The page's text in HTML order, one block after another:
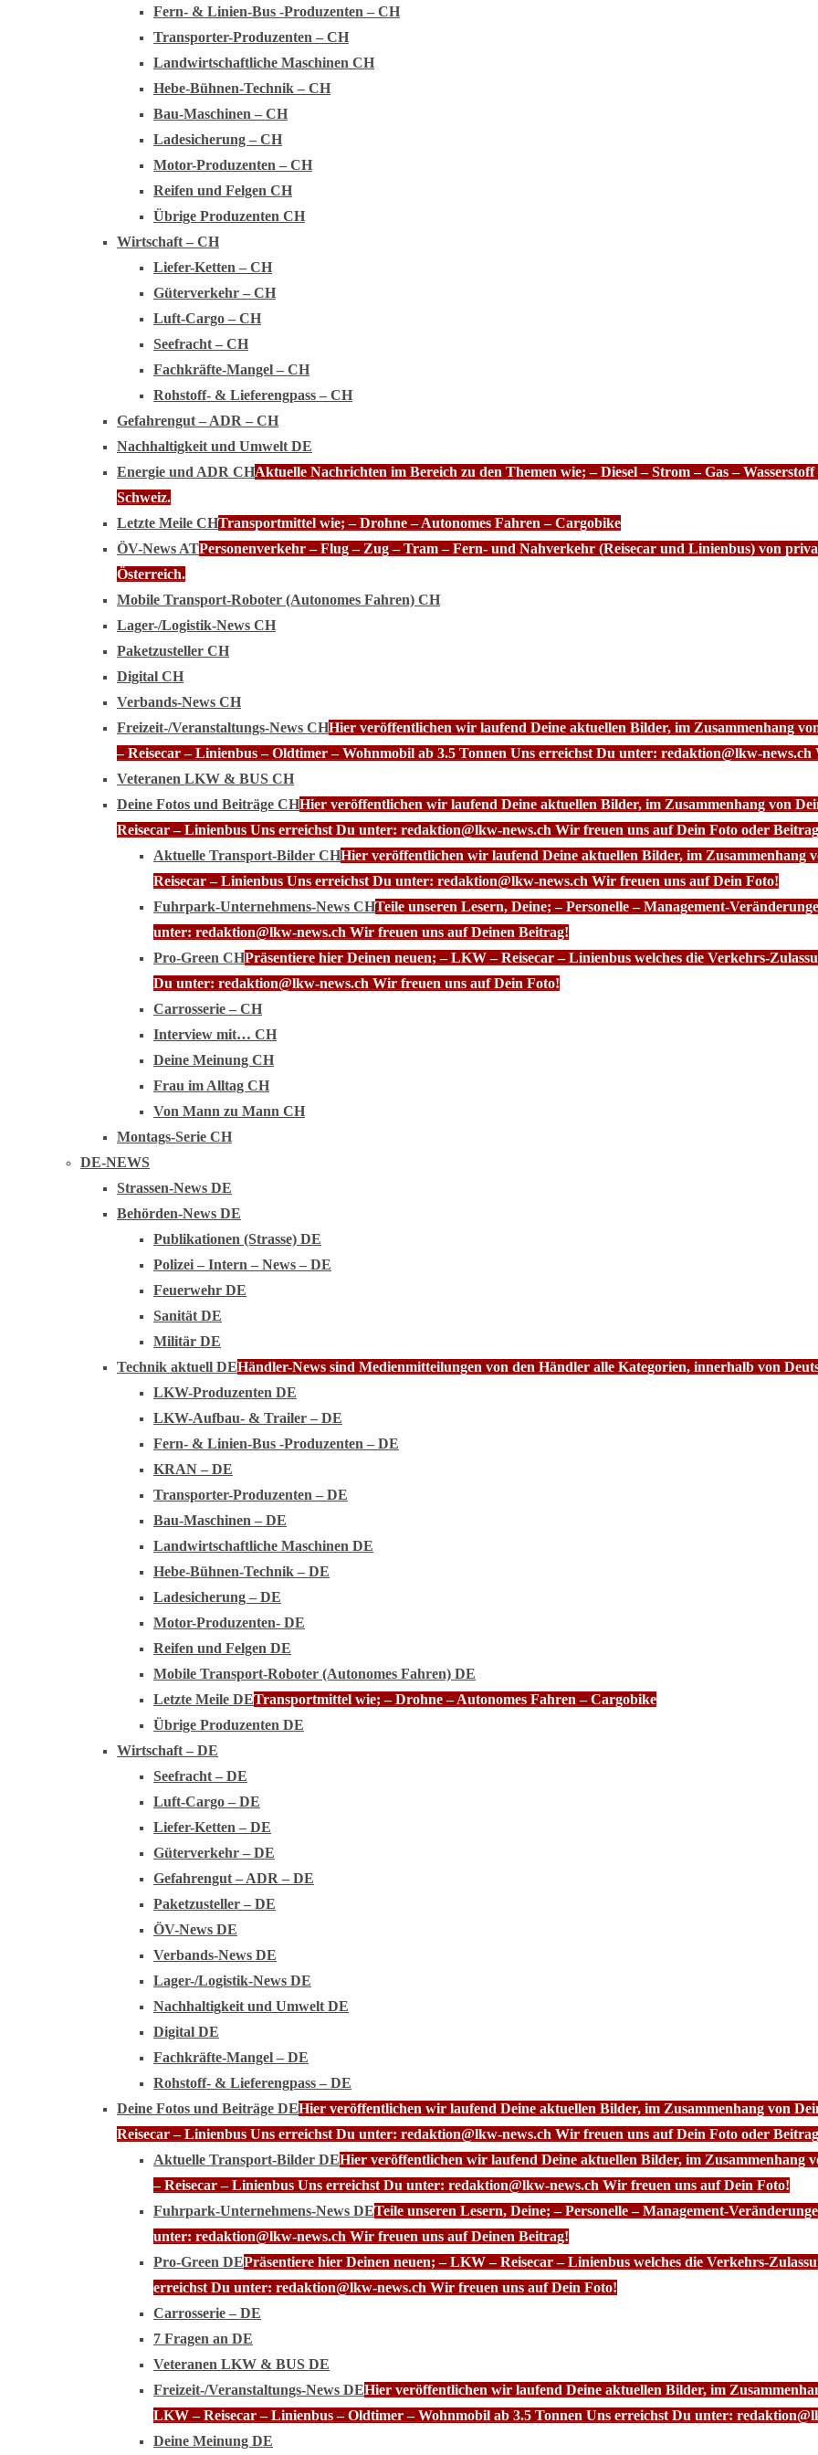
Fern- & Linien-Bus -Produzenten – CH
Transporter-Produzenten – CH
Landwirtschaftliche Maschinen CH
Hebe-Bühnen-Technik – CH
Bau-Maschinen – CH
Ladesicherung – CH
Motor-Produzenten – CH
Reifen und Felgen CH
Übrige Produzenten CH
Wirtschaft – CH
Liefer-Ketten – CH
Güterverkehr – CH
Luft-Cargo – CH
Seefracht – CH
Fachkräfte-Mangel – CH
Rohstoff- & Lieferengpass – CH
Gefahrengut – ADR – CH
Nachhaltigkeit und Umwelt DE
Energie und ADR CHAktuelle Nachrichten im Bereich zu den Themen wie; – Diesel – Strom – Gas –
Schweiz.
Letzte Meile CHTransportmittel wie; – Drohne – Autonomes Fahren – Cargobike
ÖV-News ATPersonenverkehr – Flug – Zug – Tram – Fern- und Nahverkehr (Reisecar und Linienbus) von
Österreich.
Mobile Transport-Roboter (Autonomes Fahren) CH
Lager-/Logistik-News CH
Paketzusteller CH
Digital CH
Verbands-News CH
Freizeit-/Veranstaltungs-News CHHier veröffentlichen wir laufend Deine aktuellen Bilder, im Zusammenhang
– Reisecar – Linienbus – Oldtimer – Wohnmobil ab 3.5 Tonnen Uns erreichst Du unter: redaktion@lkw-
Veteranen LKW & BUS CH
Deine Fotos und Beiträge CHHier veröffentlichen wir laufend Deine aktuellen Bilder, im Zusammenhang von
Reisecar – Linienbus Uns erreichst Du unter: redaktion@lkw-news.ch Wir freuen uns auf Dein Foto oder
Aktuelle Transport-Bilder CHHier veröffentlichen wir laufend Deine aktuellen Bilder, im
Reisecar – Linienbus Uns erreichst Du unter: redaktion@lkw-news.ch Wir freuen uns auf Dein Foto!
Fuhrpark-Unternehmens-News CHTeile unseren Lesern, Deine; – Personelle – Management-
unter: redaktion@lkw-news.ch Wir freuen uns auf Deinen Beitrag!
Pro-Green CHPräsentiere hier Deinen neuen; – LKW – Reisecar – Linienbus welches die Verkehrs-
Du unter: redaktion@lkw-news.ch Wir freuen uns auf Dein Foto!
Carrosserie – CH
Interview mit… CH
Deine Meinung CH
Frau im Alltag CH
Von Mann zu Mann CH
Montags-Serie CH
DE-NEWS
Strassen-News DE
Behörden-News DE
Publikationen (Strasse) DE
Polizei – Intern – News – DE
Feuerwehr DE
Sanität DE
Militär DE
Technik aktuell DEHändler-News sind Medienmitteilungen von den Händler alle Kategorien, innerhalb von
LKW-Produzenten DE
LKW-Aufbau- & Trailer – DE
Fern- & Linien-Bus -Produzenten – DE
KRAN – DE
Transporter-Produzenten – DE
Bau-Maschinen – DE
Landwirtschaftliche Maschinen DE
Hebe-Bühnen-Technik – DE
Ladesicherung – DE
Motor-Produzenten- DE
Reifen und Felgen DE
Mobile Transport-Roboter (Autonomes Fahren) DE
Letzte Meile DETransportmittel wie; – Drohne – Autonomes Fahren – Cargobike
Übrige Produzenten DE
Wirtschaft – DE
Seefracht – DE
Luft-Cargo – DE
Liefer-Ketten – DE
Güterverkehr – DE
Gefahrengut – ADR – DE
Paketzusteller – DE
ÖV-News DE
Verbands-News DE
Lager-/Logistik-News DE
Nachhaltigkeit und Umwelt DE
Digital DE
Fachkräfte-Mangel – DE
Rohstoff- & Lieferengpass – DE
Deine Fotos und Beiträge DEHier veröffentlichen wir laufend Deine aktuellen Bilder, im Zusammenhang von
Reisecar – Linienbus Uns erreichst Du unter: redaktion@lkw-news.ch Wir freuen uns auf Dein Foto oder
Aktuelle Transport-Bilder DEHier veröffentlichen wir laufend Deine aktuellen Bilder, im
– Reisecar – Linienbus Uns erreichst Du unter: redaktion@lkw-news.ch Wir freuen uns auf Dein Foto!
Fuhrpark-Unternehmens-News DETeile unseren Lesern, Deine; – Personelle – Management-
unter: redaktion@lkw-news.ch Wir freuen uns auf Deinen Beitrag!
Pro-Green DEPräsentiere hier Deinen neuen; – LKW – Reisecar – Linienbus welches die Verkehrs-
erreichst Du unter: redaktion@lkw-news.ch Wir freuen uns auf Dein Foto!
Carrosserie – DE
7 Fragen an DE
Veteranen LKW & BUS DE
Freizeit-/Veranstaltungs-News DEHier veröffentlichen wir laufend Deine aktuellen Bilder, im
LKW – Reisecar – Linienbus – Oldtimer – Wohnmobil ab 3.5 Tonnen Uns erreichst Du unter:
Deine Meinung DE